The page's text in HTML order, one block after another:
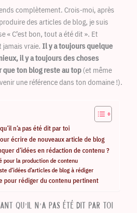
complètement. Crois-moi, après
des articles de blog, je suis
« C’est bon, tout a été dit ». Et
jamais vraie.Il y a toujours quelque
il y a toujours des choses
ton blog reste au top (et même
une référence dans ton domaine !).
n’a pas été dit par toi
écrire de nouveaux article de blog
d’idées en rédaction de contenu ?
pour la production de contenu
d’idées d’articles de blog à rédiger
pour rédiger du contenu pertinent
qu’il n’a pas été dit par toi